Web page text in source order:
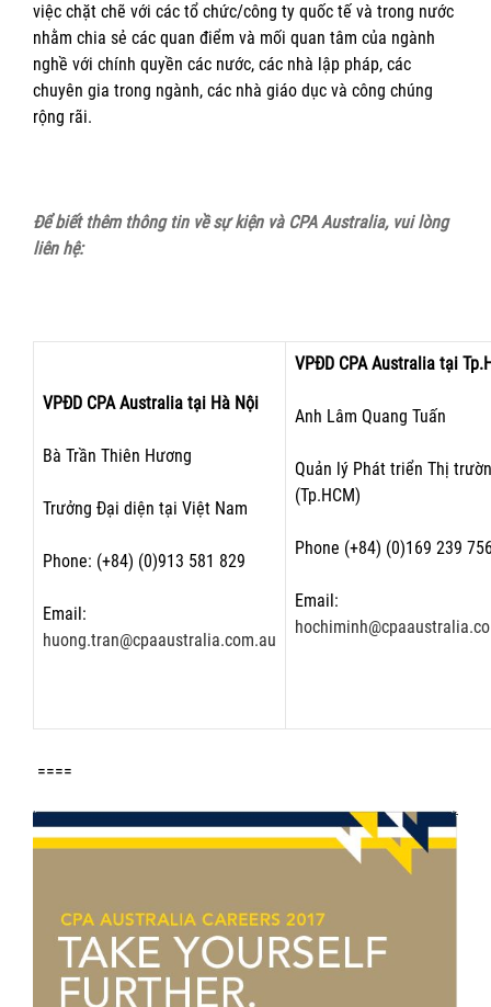
việc chặt chẽ với các tổ chức/công ty quốc tế và trong nước
nhằm chia sẻ các quan điểm và mối quan tâm của ngành
nghề với chính quyền các nước, các nhà lập pháp, các
chuyên gia trong ngành, các nhà giáo dục và công chúng
rộng rãi.
Để biết thêm thông tin về sự kiện và CPA Australia, vui lòng
liên hệ:
VPĐD CPA Australia tại Hà Nội
Bà Trần Thiên Hương
Trưởng Đại diện tại Việt Nam
Phone: (+84) (0)913 581 829
Email:
huong.tran@cpaaustralia.com.au
VPĐD CPA Australia tại
Anh Lâm Quang Tuấn
Quản lý Phát triển Thị
(Tp.HCM)
Phone (+84) (0)169 239
Email:
====